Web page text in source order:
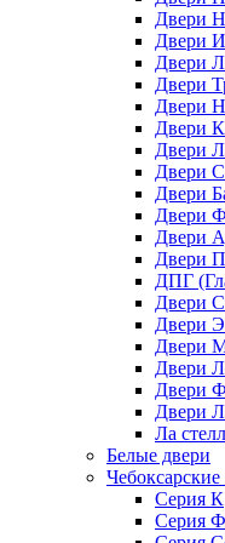
Двери
Двери
Двери
Двери
Двери
Двери
Двери
Двери
Двери
Двери
Двери
Двери
ДПГ
Двери
Двери
Двери
Двери
Двери
Двери
Ла
Белые двери
Серия К
Серия